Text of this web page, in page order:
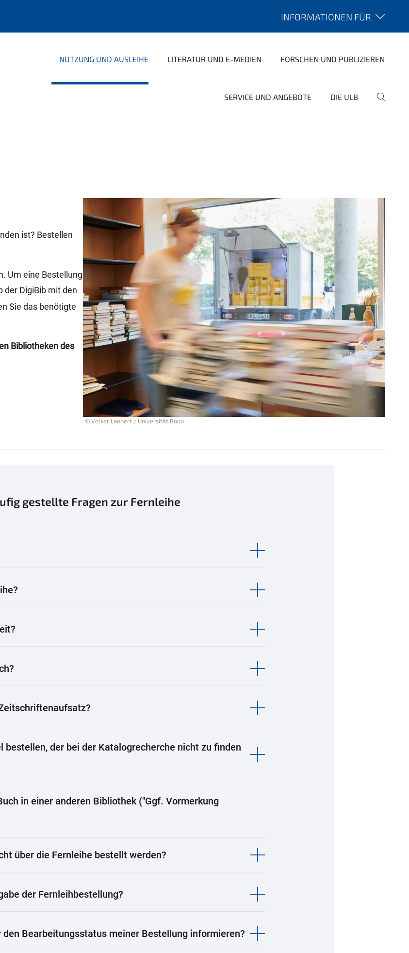
INFORMATIONEN FÜR
NUTZUNG UND AUSLEIHE LITERATUR UND E-MEDIEN FORSCHEN UND PUBLIZIEREN
SERVICE UND ANGEBOTE DIE ULB
ist? Bestellen
Um eine Bestellung
der DigiBib mit den
Sie das benötigte
Bibliotheken des
© Volker Lannert / Universität Bonn
gestellte Fragen zur Fernleihe
bestellen, der bei der Katalogrecherche nicht zu finden
in einer anderen Bibliothek ("Ggf. Vormerkung
über die Fernleihe bestellt werden?
der Fernleihbestellung?
den Bearbeitungsstatus meiner Bestellung informieren?